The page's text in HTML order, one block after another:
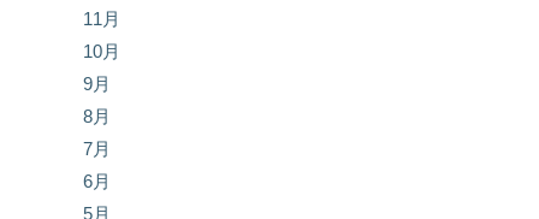
11月
10月
9月
8月
7月
6月
5月